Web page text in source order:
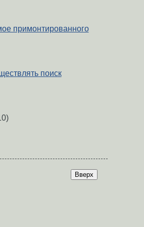
примонтированного
поиск
Вверх